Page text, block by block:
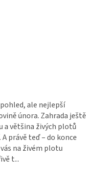
ale nejlepší
února. Zahrada ještě
a většina živých plotů
právě teď – do konce
na živém plotu
t...